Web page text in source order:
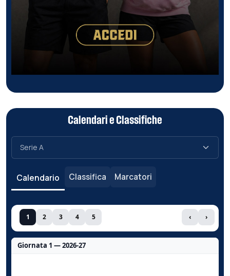
Calendari e Classifiche
Calendario Classifica Marcatori
1 2 3 4 5 ‹ ›
Giornata 1 — 2026-27